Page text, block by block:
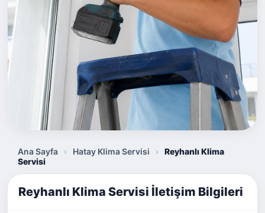
Ana Sayfa › Hatay Klima Servisi ›
Reyhanlı Klima
Servisi
Reyhanlı Klima Servisi İletişim Bilgileri